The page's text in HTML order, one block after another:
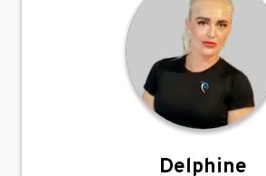
Delphine